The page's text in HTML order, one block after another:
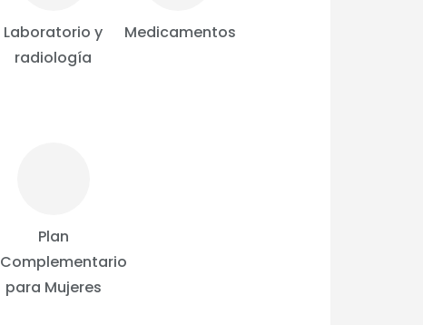
Laboratorio y
radiología
Medicamentos
Plan
Complementario
para Mujeres